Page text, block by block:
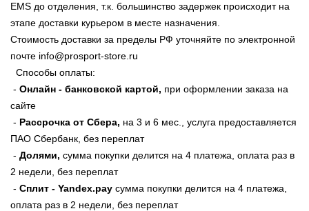
EMS до отделения, т.к. большинство задержек происходит на
этапе доставки курьером в месте назначения.
Стоимость доставки за пределы РФ уточняйте по электронной
почте info@prosport-store.ru
Способы оплаты:
- Онлайн - банковской картой, при оформлении заказа на
сайте
- Рассрочка от Сбера, на 3 и 6 мес., услуга предоставляется
ПАО Сбербанк, без переплат
- Долями, сумма покупки делится на 4 платежа, оплата раз в
2 недели, без переплат
- Сплит - Yandex.pay сумма покупки делится на 4 платежа,
оплата раз в 2 недели, без переплат